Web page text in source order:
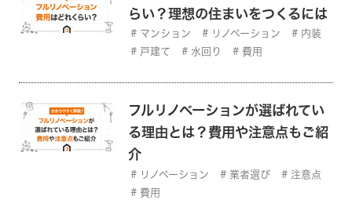
らい？理想の住まいをつくるには
マンション リノベーション
内装
戸建て
水回り 費用
フルリノベーションが選ばれてい
る理由とは？費用や注意点もご紹
介
リノベーション 業者選び
注意点
費用